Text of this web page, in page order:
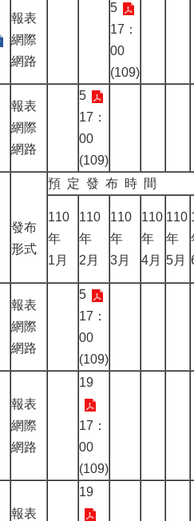
報表
網際
網路
5
17：
00
(109)
報表
網際
網路
5
17：
00
(109)
發布
形式
預 定 發 布 時 間
110
年
1月
110
年
2月
110
年
3月
110
年
4月
110
年
5月
報表
網際
網路
5
17：
00
(109)
報表
網際
網路
19
17：
00
(109)
報表
19